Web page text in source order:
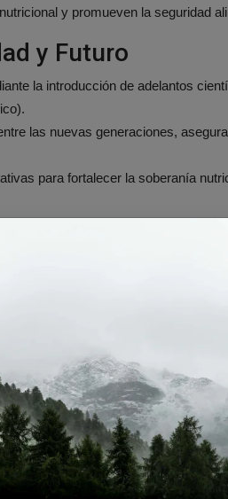
y promueven la seguridad
y Futuro
la introducción de adelantos
las nuevas generaciones,
para fortalecer la soberanía
con los
de alimentos, desarrollo de
climático, lo que está
alimentaria.
implementación de sistemas de